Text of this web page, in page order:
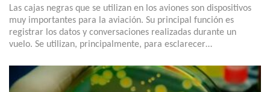
Las cajas negras que se utilizan en los aviones son dispositivos
muy importantes para la aviación. Su principal función es
registrar los datos y conversaciones realizadas durante un
vuelo. Se utilizan, principalmente, para esclarecer…